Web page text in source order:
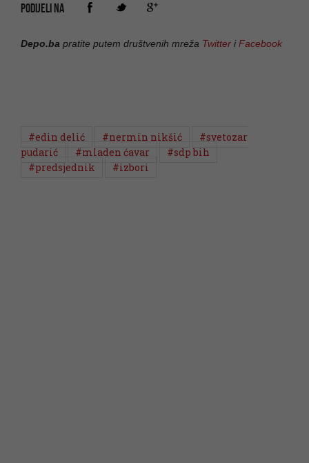
PODIJELI NA
Depo.ba pratite putem društvenih mreža Twitter iFacebook
#edin delić #nermin nikšić
#svetozar
pudarić
#mladen ćavar
#sdp bih
#predsjednik
#izbori